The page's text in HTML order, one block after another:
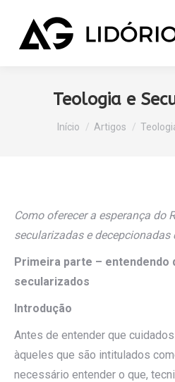
Teologia e
Você está aqui:
Início Artigos
Como oferecer a esperança do
secularizadas e decepcionadas
Primeira parte – entendendo
secularizados
Introdução
Antes de entender que
àqueles que são intitulados
necessário entender o que,